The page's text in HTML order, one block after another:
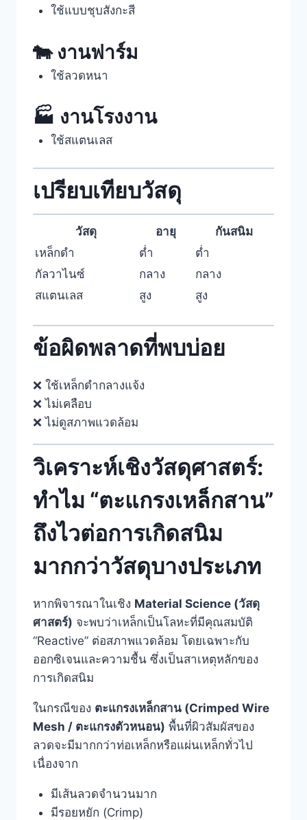
ใช้แบบชุบสังกะสี
🐄 งานฟาร์ม
ใช้ลวดหนา
🏭 งานโรงงาน
ใช้สแตนเลส
เปรียบเทียบวัสดุ
วัสดุ อายุ
กันสนิม
เหล็กดำ
ต่ำ
ต่ำ
กัลวาไนซ์
กลาง
กลาง
สแตนเลส
สูง สูง
ข้อผิดพลาดที่พบบ่อย
❌ ใช้เหล็กดำกลางแจ้ง
❌ ไม่เคลือบ
❌ ไม่ดูสภาพแวดล้อม
วิเคราะห์เชิงวัสดุศาสตร์:
ทำไม “ตะแกรงเหล็กสาน”
ถึงไวต่อการเกิดสนิม
มากกว่าวัสดุบางประเภท
หากพิจารณาในเชิง Material Science (วัสดุ
ศาสตร์) จะพบว่าเหล็กเป็นโลหะที่มีคุณสมบัติ
“Reactive” ต่อสภาพแวดล้อม โดยเฉพาะกับ
ออกซิเจนและความชื้น ซึ่งเป็นสาเหตุหลักของ
การเกิดสนิม
ในกรณีของ ตะแกรงเหล็กสาน (Crimped Wire
Mesh / ตะแกรงตัวหนอน) พื้นที่ผิวสัมผัสของ
ลวดจะมีมากกว่าท่อเหล็กหรือแผ่นเหล็กทั่วไป
เนื่องจาก
มีเส้นลวดจำนวนมาก
มีรอยหยัก (Crimp)